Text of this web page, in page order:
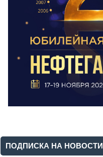
ПОДПИСКА НА НОВОСТИ